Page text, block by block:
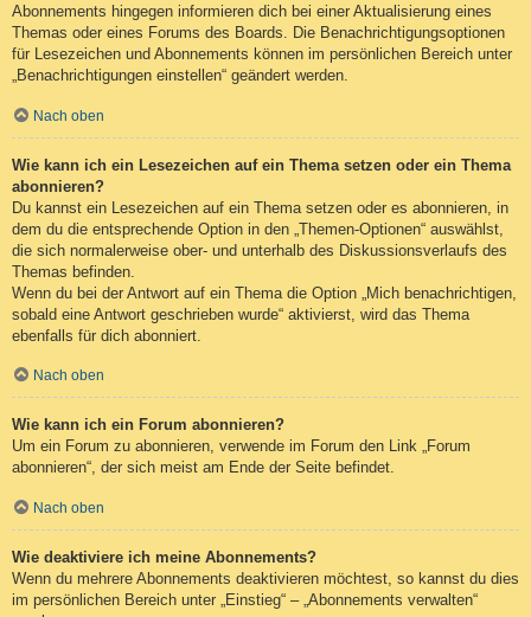
Abonnements hingegen informieren dich bei einer Aktualisierung eines
Themas oder eines Forums des Boards. Die Benachrichtigungsoptionen
für Lesezeichen und Abonnements können im persönlichen Bereich unter
„Benachrichtigungen einstellen“ geändert werden.
Nach oben
Wie kann ich ein Lesezeichen auf ein Thema setzen oder ein Thema
abonnieren?
Du kannst ein Lesezeichen auf ein Thema setzen oder es abonnieren, in
dem du die entsprechende Option in den „Themen-Optionen“ auswählst,
die sich normalerweise ober- und unterhalb des Diskussionsverlaufs des
Themas befinden.
Wenn du bei der Antwort auf ein Thema die Option „Mich benachrichtigen,
sobald eine Antwort geschrieben wurde“ aktivierst, wird das Thema
ebenfalls für dich abonniert.
Nach oben
Wie kann ich ein Forum abonnieren?
Um ein Forum zu abonnieren, verwende im Forum den Link „Forum
abonnieren“, der sich meist am Ende der Seite befindet.
Nach oben
Wie deaktiviere ich meine Abonnements?
Wenn du mehrere Abonnements deaktivieren möchtest, so kannst du dies
im persönlichen Bereich unter „Einstieg“ – „Abonnements verwalten“